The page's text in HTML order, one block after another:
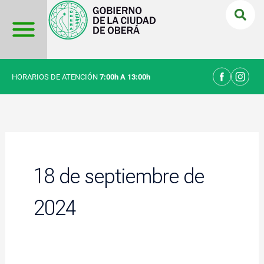
contenido
HORARIOS DE ATENCIÓN 7:00h A 13:00h
18 de septiembre de
2024